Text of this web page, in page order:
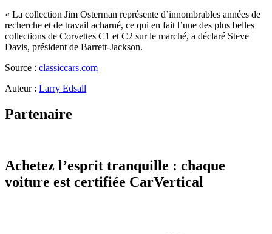
« La collection Jim Osterman représente d’innombrables années de
recherche et de travail acharné, ce qui en fait l’une des plus belles
collections de Corvettes C1 et C2 sur le marché, a déclaré Steve
Davis, président de Barrett-Jackson.
Source : classiccars.com
Auteur : Larry Edsall
Partenaire
Achetez l’esprit tranquille : chaque
voiture est certifiée CarVertical